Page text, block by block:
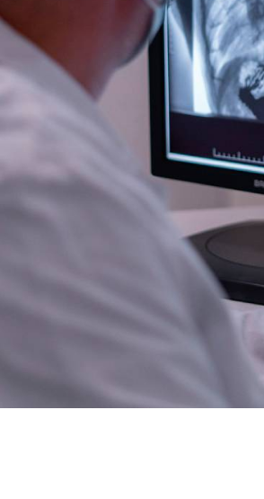
que presenten els
diagnòstic moltes
fet que afavoreix
incorrecte.
nou projecte per
de la
en un entorn
amb els factors de
per microorganismes